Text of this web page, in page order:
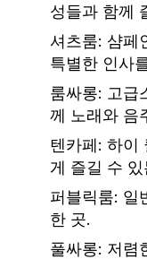
성들과 함께
셔츠룸: 샴페
특별한 인사
룸싸롱: 고급
께 노래와 음
텐카페: 하이
게 즐길 수
퍼블릭룸: 일
한 곳.
풀싸롱: 저렴